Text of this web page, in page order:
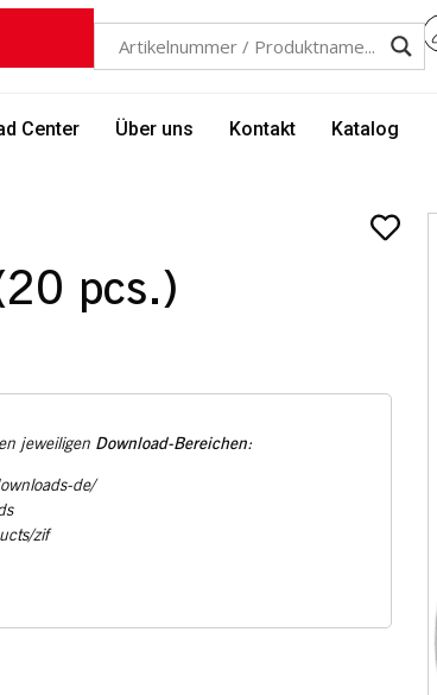
Center Über uns Kontakt Katalog
pcs.)
jeweiligen Download-Bereichen:
de/
zif